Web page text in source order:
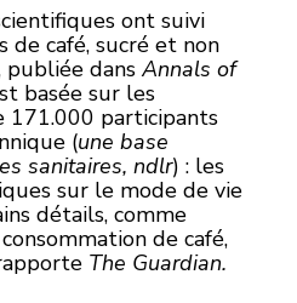
ont suivi
de café, sucré et non
publiée dansAnnals of
basée sur les
171.000 participants
(une base
sanitaires, ndlr) : les
sur le mode de vie
détails, comme
de café,
The Guardian.